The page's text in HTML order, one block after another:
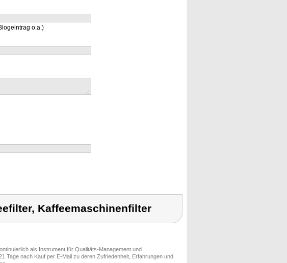
o.a.)
Kaffeemaschinenfilter
als Instrument für Qualitäts-Management und
Tage nach Kauf per E-Mail zu deren Zufriedenheit, Erfahrungen und